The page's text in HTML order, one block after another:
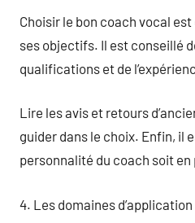
Choisir le bon coach vocal
ses objectifs. Il est conseillé
qualifications et de
Lire les avis et retours
guider dans le choix. Enfin, il
personnalité du coach soit
4. Les domaines